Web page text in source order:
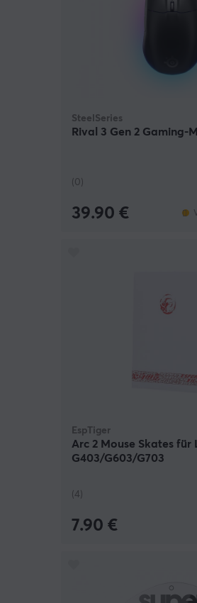
SteelSeries
Rival 3 Gen 2 Gaming-
(0)
39.90 €
EspTiger
Arc 2 Mouse Skates für
G403/G603/G703
(4)
7.90 €